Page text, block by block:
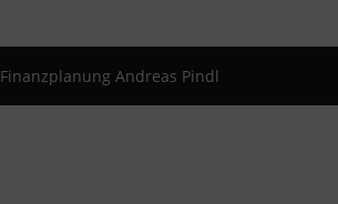
Andreas Pindl